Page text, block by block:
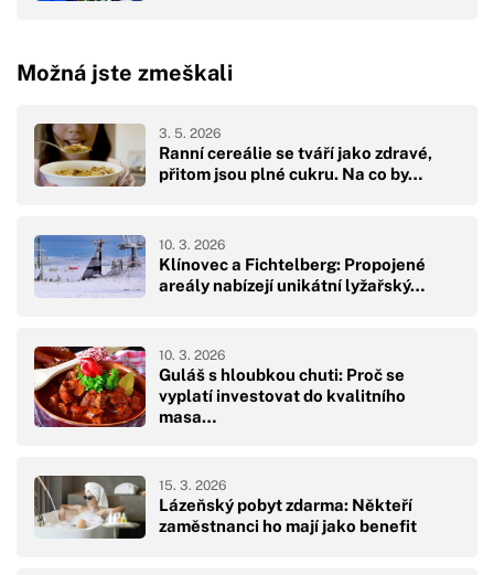
Možná jste zmeškali
Ranní cereálie se tváří jako zdravé,
přitom jsou plné cukru. Na co by…
3. 5. 2026
Klínovec a Fichtelberg: Propojené
areály nabízejí unikátní lyžařský…
10. 3. 2026
Guláš s hloubkou chuti: Proč se
vyplatí investovat do kvalitního
masa…
10. 3. 2026
Lázeňský pobyt zdarma: Někteří
zaměstnanci ho mají jako benefit
15. 3. 2026